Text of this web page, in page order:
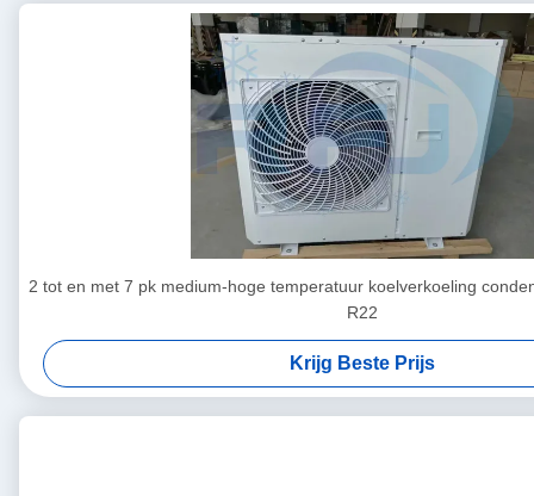
2 tot en met 7 pk medium-hoge temperatuur koelverkoeling
R22
Krijg Beste Prijs